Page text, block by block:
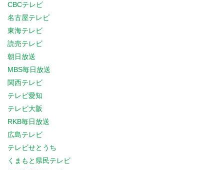
CBCテレビ
名古屋テレビ
東海テレビ
読売テレビ
朝日放送
MBS毎日放送
関西テレビ
テレビ愛知
テレビ大阪
RKB毎日放送
広島テレビ
テレビせとうち
くまもと県民テレビ